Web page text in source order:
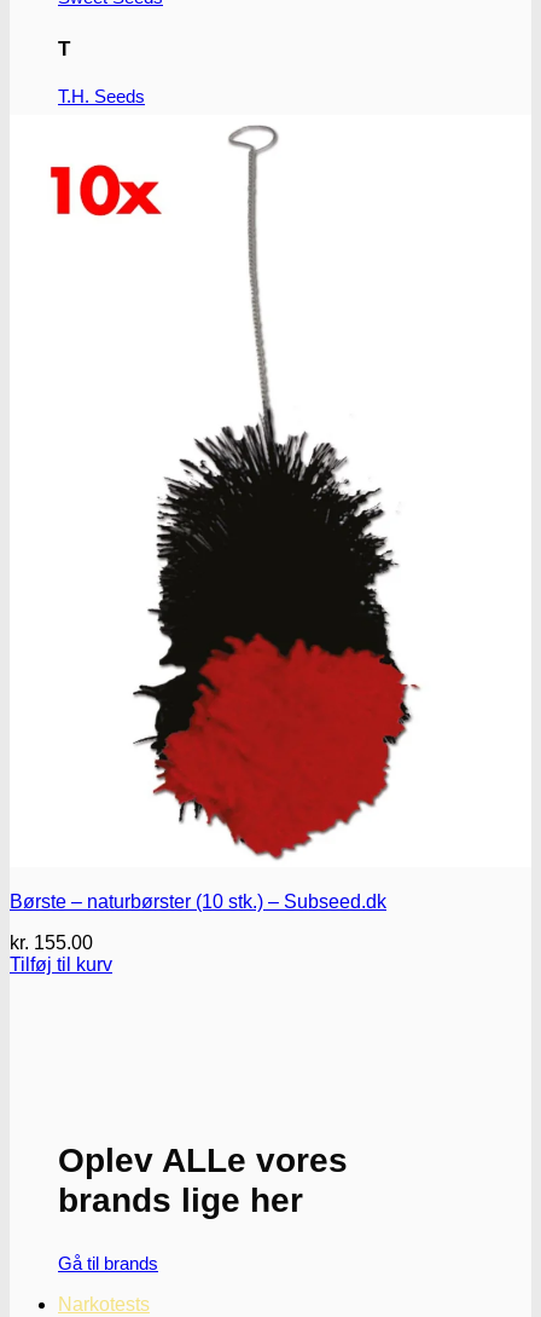
T
T.H. Seeds
Pyramid seeds
Oplev ALLe vores
brands lige her
Gå til brands
Narkotests
Børste – naturbørster (10 stk.) – Subseed.dk
kr. 155.00
Tilføj til kurv